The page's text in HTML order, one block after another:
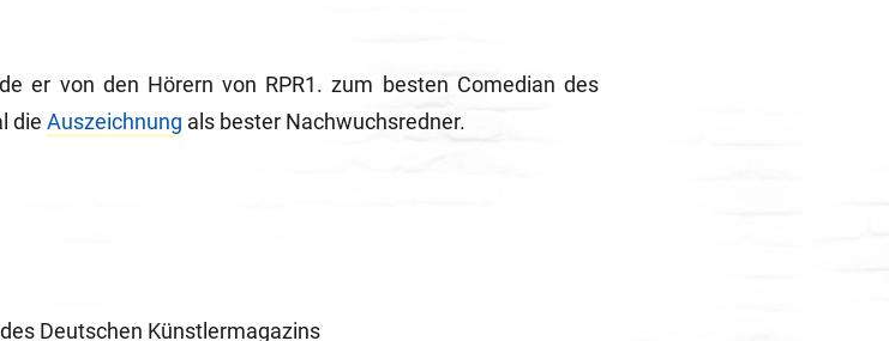
er von den Hörern von RPR1. zum besten Comedian des
die Auszeichnung als bester Nachwuchsredner.
Deutschen Künstlermagazins